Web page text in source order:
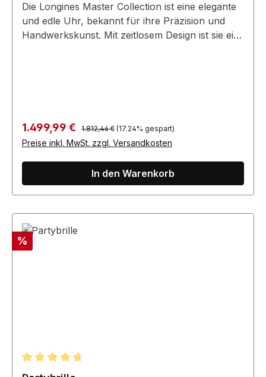
Die Longines Master Collection ist eine elegante
und edle Uhr, bekannt für ihre Präzision und
Handwerkskunst. Mit zeitlosem Design ist sie ein
Verkaufspreis:
1.499,99 € Regulärer Preis:
1.812,46 € (17.24% gespart)
Preise inkl. MwSt. zzgl. Versandkosten
In den Warenkorb
Rabatt
%
Durchschnittliche Bewertung von 4.67 von 5 Sternen